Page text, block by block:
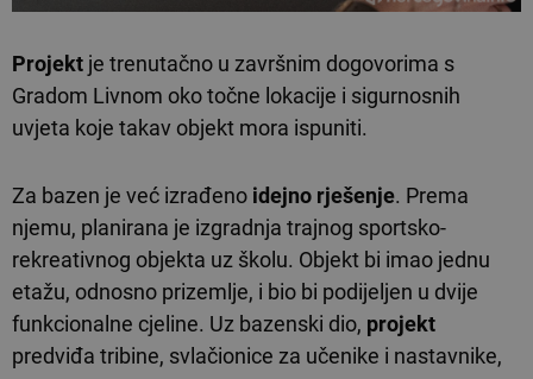
Projekt je trenutačno u završnim dogovorima s
Gradom Livnom oko točne lokacije i sigurnosnih
uvjeta koje takav objekt mora ispuniti.
Za bazen je već izrađeno idejno rješenje. Prema
njemu, planirana je izgradnja trajnog sportsko-
rekreativnog objekta uz školu. Objekt bi imao jednu
etažu, odnosno prizemlje, i bio bi podijeljen u dvije
funkcionalne cjeline. Uz bazenski dio, projekt
predviđa tribine, svlačionice za učenike i nastavnike,